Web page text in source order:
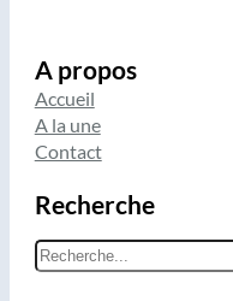
A propos
Accueil
A la une
Contact
Recherche